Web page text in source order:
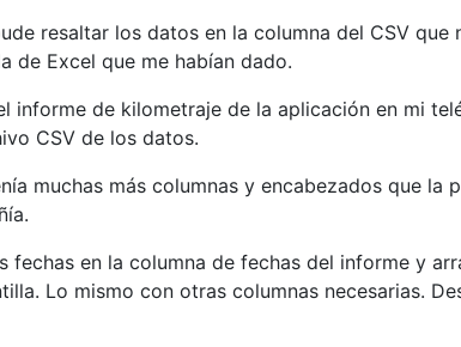
resaltar los datos en la columna del CSV que
de Excel que me habían dado.
informe de kilometraje de la aplicación en mi
CSV de los datos.
muchas más columnas y encabezados que la
fechas en la columna de fechas del informe y
Lo mismo con otras columnas necesarias.